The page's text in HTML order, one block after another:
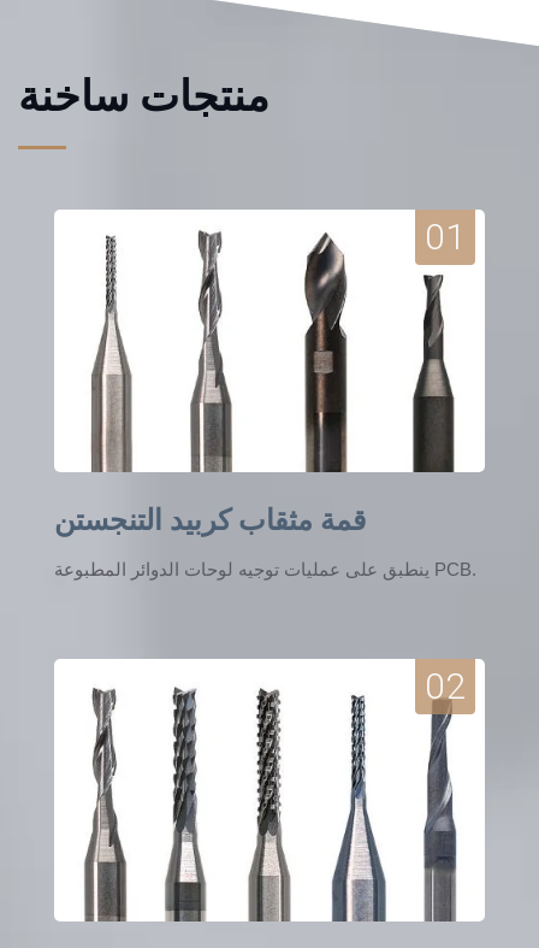
منتجات ساخنة
01
قمة مثقاب كربيد التنجستن
ينطبق على عمليات توجيه لوحات الدوائر المطبوعة PCB.
02